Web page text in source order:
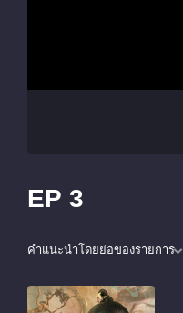
EP 3
คำแนะนำโดยย่อของรายการ